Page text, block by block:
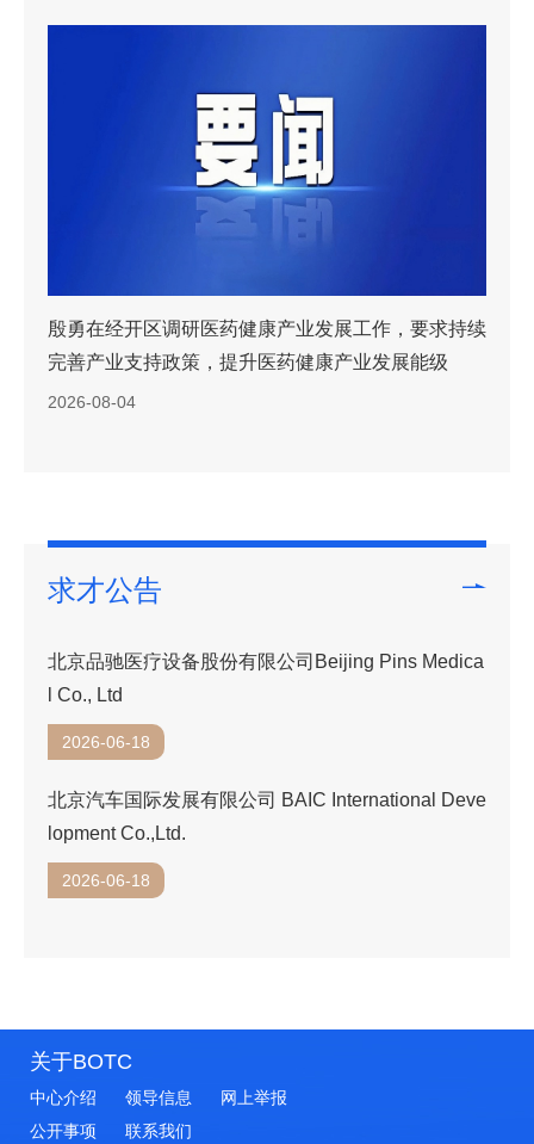
同聚北京，共创未来——海外博士博士后开启来京创
新创业“北京行”
2026-07-31
求才公告
北京品驰医疗设备股份有限公司Beijing Pins Medica
l Co., Ltd
2026-06-18
北京汽车国际发展有限公司 BAIC International Deve
lopment Co.,Ltd.
2026-06-18
关于BOTC
中心介绍 领导信息
网上举报
公开事项
联系我们